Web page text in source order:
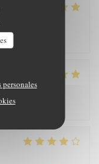
/ Precio
/ Precio